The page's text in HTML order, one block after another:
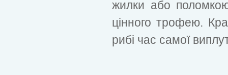
жилки або
цінного трофею.
рибі час самої